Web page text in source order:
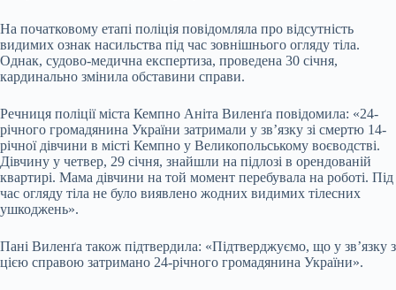
На початковому етапі поліція повідомляла про відсутність
видимих ознак насильства під час зовнішнього огляду тіла.
Однак, судово-медична експертиза, проведена 30 січня,
кардинально змінила обставини справи.
Речниця поліції міста Кемпно Аніта Вилeнґа повідомила: «24-
річного громадянина України затримали у зв’язку зі смертю 14-
річної дівчини в місті Кемпно у Великопольському воєводстві.
Дівчину у четвер, 29 січня, знайшли на підлозі в орендованій
квартирі. Мама дівчини на той момент перебувала на роботі. Під
час огляду тіла не було виявлено жодних видимих тілесних
ушкоджень».
Пані Вилeнґа також підтвердила: «Підтверджуємо, що у зв’язку з
цією справою затримано 24-річного громадянина України».